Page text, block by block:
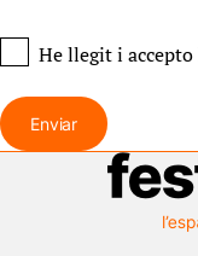
He llegit i accepto
Enviar